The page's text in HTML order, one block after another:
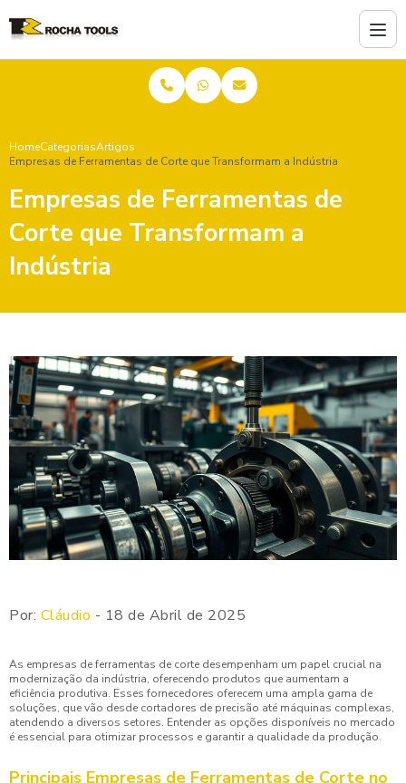
HomeCategoriasArtigos
Empresas de Ferramentas de Corte que Transformam a Indústria
Empresas de Ferramentas de
Corte que Transformam a
Indústria
Por: Cláudio - 18 de Abril de 2025
As empresas de ferramentas de corte desempenham um papel crucial na
modernização da indústria, oferecendo produtos que aumentam a
eficiência produtiva. Esses fornecedores oferecem uma ampla gama de
soluções, que vão desde cortadores de precisão até máquinas complexas,
atendendo a diversos setores. Entender as opções disponíveis no mercado
é essencial para otimizar processos e garantir a qualidade da produção.
Principais Empresas de Ferramentas de Corte no